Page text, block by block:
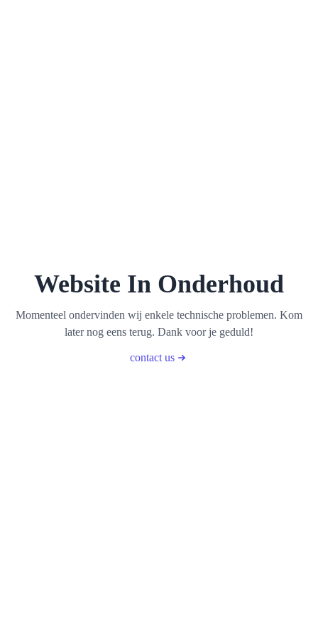
Website In Onderhoud
Momenteel ondervinden wij enkele technische problemen. Kom
later nog eens terug. Dank voor je geduld!
contact us